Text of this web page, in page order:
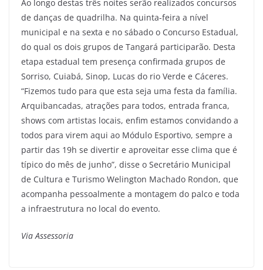
Ao longo destas três noites serão realizados concursos
de danças de quadrilha. Na quinta-feira a nível
municipal e na sexta e no sábado o Concurso Estadual,
do qual os dois grupos de Tangará participarão. Desta
etapa estadual tem presença confirmada grupos de
Sorriso, Cuiabá, Sinop, Lucas do rio Verde e Cáceres.
“Fizemos tudo para que esta seja uma festa da família.
Arquibancadas, atrações para todos, entrada franca,
shows com artistas locais, enfim estamos convidando a
todos para virem aqui ao Módulo Esportivo, sempre a
partir das 19h se divertir e aproveitar esse clima que é
típico do mês de junho”, disse o Secretário Municipal
de Cultura e Turismo Welington Machado Rondon, que
acompanha pessoalmente a montagem do palco e toda
a infraestrutura no local do evento.
Via Assessoria